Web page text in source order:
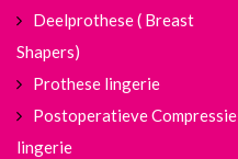
Deelprothese ( Breast
Shapers)
Prothese lingerie
Postoperatieve Compressie
lingerie